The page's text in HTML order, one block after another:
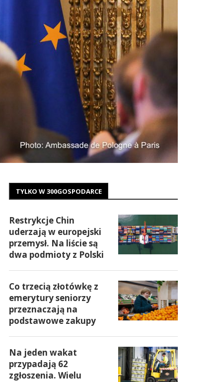
TYLKO W 300GOSPODARCE
Restrykcje Chin
uderzają w europejski
przemysł. Na liście są
dwa podmioty z Polski
Co trzecią złotówkę z
emerytury seniorzy
przeznaczają na
podstawowe zakupy
Na jeden wakat
przypadają 62
zgłoszenia. Wielu